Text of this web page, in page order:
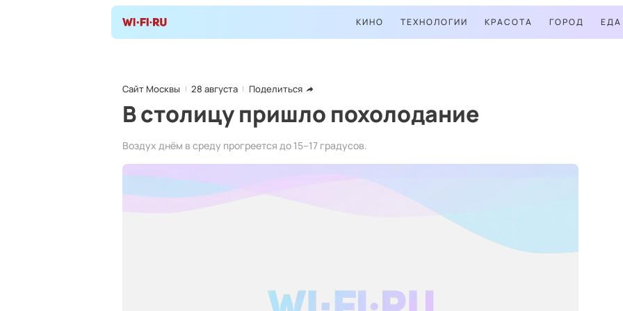
КИНО ТЕХНОЛОГИИ КРАСОТА ГОРОД ЕДА
Сайт Москвы 28 августа Поделиться
В столицу пришло похолодание
Воздух днём в среду прогреется до 15–17 градусов.